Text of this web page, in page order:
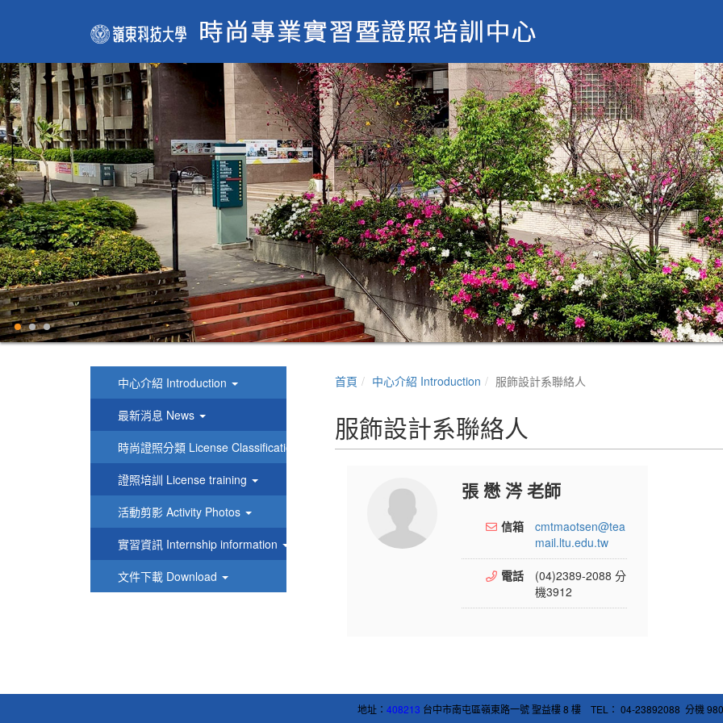
中心介紹 Introduction
最新消息 News
時尚證照分類 License Classification
證照培訓 License training
活動剪影 Activity Photos
實習資訊 Internship information
文件下載 Download
首頁 中心介紹 Introduction 服飾設計系聯絡人
服飾設計系聯絡人
張 懋 涔 老師
信箱
cmtmaotsen@tea
mail.ltu.edu.tw
電話
(04)2389-2088 分
機3912
地址： 408213 台中市南屯區嶺東路一號 聖益樓 8 樓 TEL： 04-23892088 分機